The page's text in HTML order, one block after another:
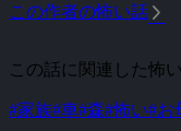
この作者の怖い話 arrow_forward_ios
この話に関連した怖
#家族#車#森#怖い#お